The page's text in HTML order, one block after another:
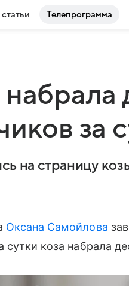
Телепрограмма
за
на страницу
Оксана Самойлова
сутки коза набрала